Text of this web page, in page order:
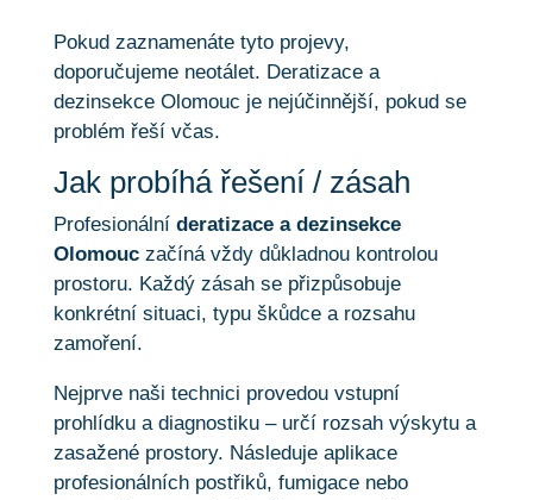
Pokud zaznamenáte tyto projevy,
doporučujeme neotálet. Deratizace a
dezinsekce Olomouc je nejúčinnější, pokud se
problém řeší včas.
Jak probíhá řešení / zásah
Profesionální deratizace a dezinsekce
Olomouczačíná vždy důkladnou kontrolou
prostoru. Každý zásah se přizpůsobuje
konkrétní situaci, typu škůdce a rozsahu
zamoření.
Nejprve naši technici provedou vstupní
prohlídku a diagnostiku – určí rozsah výskytu a
zasažené prostory. Následuje aplikace
profesionálních postřiků, fumigace nebo